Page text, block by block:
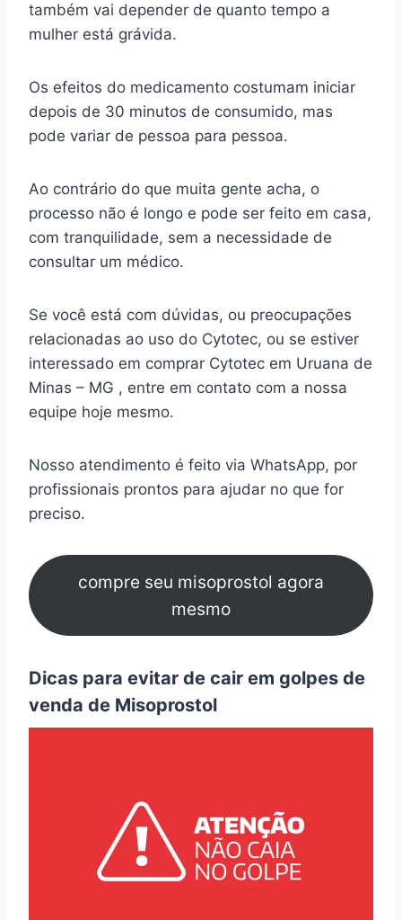
também vai depender de quanto tempo a
mulher está grávida.
Os efeitos do medicamento costumam iniciar
depois de 30 minutos de consumido, mas
pode variar de pessoa para pessoa.
Ao contrário do que muita gente acha, o
processo não é longo e pode ser feito em casa,
com tranquilidade, sem a necessidade de
consultar um médico.
Se você está com dúvidas, ou preocupações
relacionadas ao uso do Cytotec, ou se estiver
interessado em comprar Cytotec em Uruana de
Minas – MG , entre em contato com a nossa
equipe hoje mesmo.
Nosso atendimento é feito via WhatsApp, por
profissionais prontos para ajudar no que for
preciso.
compre seu misoprostol agora
mesmo
Dicas para evitar de cair em golpes de
venda de Misoprostol